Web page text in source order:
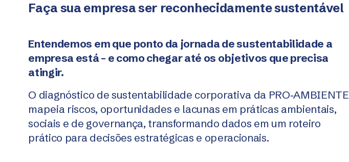
Faça sua empresa ser reconhecidamente sustentável
Entendemos em que ponto da jornada de sustentabilidade a
empresa está – e como chegar até os objetivos que precisa
atingir.
O diagnóstico de sustentabilidade corporativa da PRO‑AMBIENTE
mapeia riscos, oportunidades e lacunas em práticas ambientais,
sociais e de governança, transformando dados em um roteiro
prático para decisões estratégicas e operacionais.